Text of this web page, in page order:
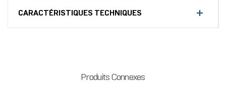
CARACTÉRISTIQUES TECHNIQUES
Produits Connexes